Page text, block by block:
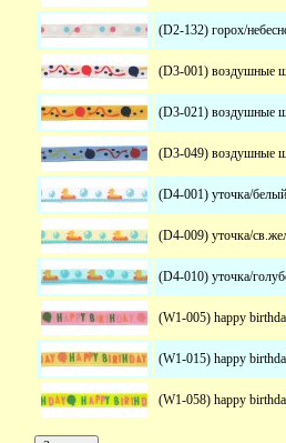
(D2-132) горох/
(D3-001) воздушные
(D3-021) воздушные
(D3-049) воздушные
(D4-001) уточка/белый
(D4-009) уточка/
(D4-010) уточка/
(W1-005) happy
(W1-015) happy
(W1-058) happy